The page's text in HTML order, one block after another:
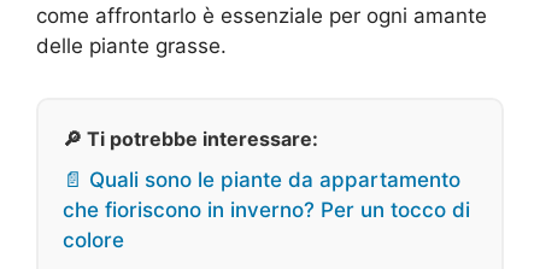
come affrontarlo è essenziale per ogni amante
delle piante grasse.
🔎 Ti potrebbe interessare:
📄 Quali sono le piante da appartamento
che fioriscono in inverno? Per un tocco di
colore